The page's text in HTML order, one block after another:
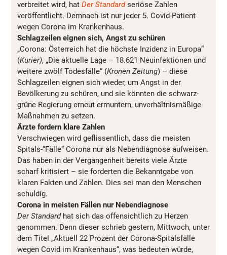
verbreitet wird, hat Der Standardseriöse Zahlen
veröffentlicht. Demnach ist nur jeder 5. Covid-Patient
wegen Corona im Krankenhaus.
Schlagzeilen eignen sich, Angst zu schüren
„Corona: Österreich hat die höchste Inzidenz in Europa“
(Kurier), „Die aktuelle Lage – 18.621 Neuinfektionen und
weitere zwölf Todesfälle“ (Kronen Zeitung) – diese
Schlagzeilen eignen sich wieder, um Angst in der
Bevölkerung zu schüren, und sie könnten die schwarz-
grüne Regierung erneut ermuntern, unverhältnismäßige
Maßnahmen zu setzen.
Ärzte fordern klare Zahlen
Verschwiegen wird geflissentlich, dass die meisten
Spitals-“Fälle” Corona nur als Nebendiagnose aufweisen.
Das haben in der Vergangenheit bereits viele Ärzte
scharf kritisiert – sie forderten die Bekanntgabe von
klaren Fakten und Zahlen. Dies sei man den Menschen
schuldig.
Corona in meisten Fällen nur Nebendiagnose
Der Standardhat sich das offensichtlich zu Herzen
genommen. Denn dieser schrieb gestern, Mittwoch, unter
dem Titel „Aktuell 22 Prozent der Corona-Spitalsfälle
wegen Covid im Krankenhaus“, was bedeuten würde,